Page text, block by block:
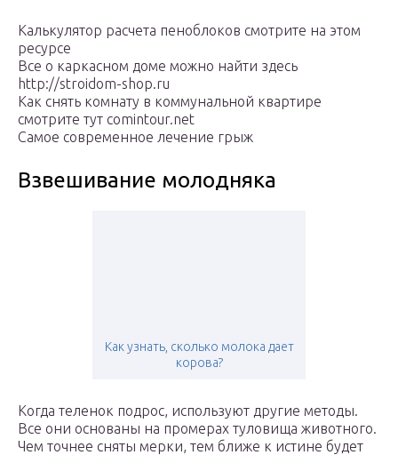
Калькулятор расчета пеноблоков смотрите на этом
ресурсе
Все о каркасном доме можно найти здесь
http://stroidom-shop.ru
Как снять комнату в коммунальной квартире
смотрите тут comintour.net
Самое современное лечение грыж
Взвешивание молодняка
Как узнать, сколько молока дает
корова?
Когда теленок подрос, используют другие методы.
Все они основаны на промерах туловища животного.
Чем точнее сняты мерки, тем ближе к истине будет